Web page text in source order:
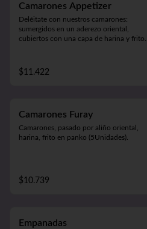
Camarones Appetizer
Deléitate con nuestros camarones:
sumergidos en un aderezo oriental,
cubiertos con una capa de harina y fritos
de cinco unidades repletas de sabor!
$11.422
Camarones Furay
Camarones, pasado por aliño oriental,
harina, frito en panko (5Unidades).
$10.739
Empanadas